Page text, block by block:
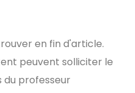
en fin d'article.
peuvent solliciter le
professeur